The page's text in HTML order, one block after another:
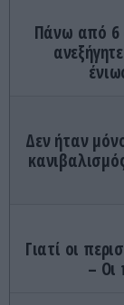
Πάνω από 6
Δεν ήταν
Γιατί οι
– Οι